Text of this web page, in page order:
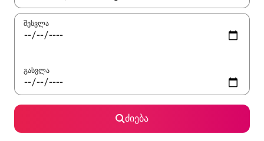
შესვლა
გასვლა
ძიება